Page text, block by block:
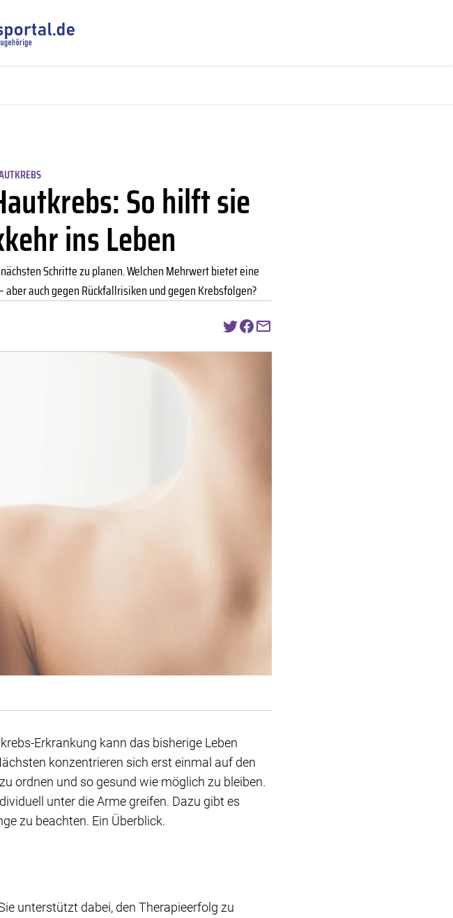
So hilft sie
ins Leben
Schritte zu planen. Welchen Mehrwert bietet eine
auch gegen Rückfallrisiken und gegen Krebsfolgen?
Erkrankung kann das bisherige Leben
konzentrieren sich erst einmal auf den
ordnen und so gesund wie möglich zu bleiben.
unter die Arme greifen. Dazu gibt es
zu beachten. Ein Überblick.
unterstützt dabei, den Therapieerfolg zu